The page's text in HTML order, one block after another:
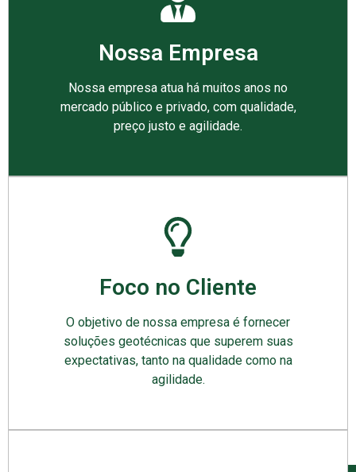
Nossa Empresa
Nossa empresa atua há muitos anos no
mercado público e privado, com qualidade,
preço justo e agilidade.
Foco no Cliente
O objetivo de nossa empresa é fornecer
soluções geotécnicas que superem suas
expectativas, tanto na qualidade como na
agilidade.